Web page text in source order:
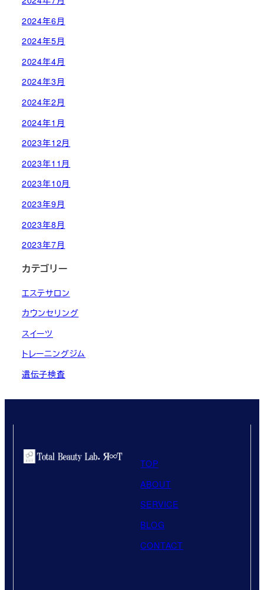
2024年6月
2024年5月
2024年4月
2024年3月
2024年2月
2024年1月
2023年12月
2023年11月
2023年10月
2023年9月
2023年8月
2023年7月
カテゴリー
エステサロン
カウンセリング
スイーツ
トレーニングジム
遺伝子検査
TOP
ABOUT
SERVICE
BLOG
CONTACT